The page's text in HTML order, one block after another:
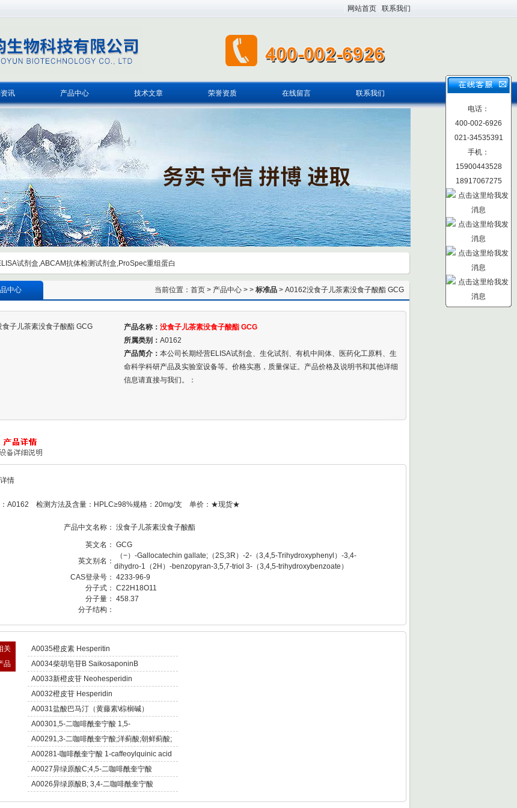
网站首页 联系我们
讯 产品中心 技术文章 荣誉资质 在线留言 联系我们
试剂盒,ABCAM抗体检测试剂盒,ProSpec重组蛋白
当前位置： 首页 > 产品中心 > > 标准品 > A0162没食子儿茶素没食子酸酯 GCG
中心
产品名称： 没食子儿茶素没食子酸酯 GCG
所属类别： A0162
产品简介： 本公司长期经营ELISA试剂盒、生化试剂、有机中间体、医药化工原料、生
命科学科研产品及实验室设备等。价格实惠，质量保证。产品价格及说明书和其他详细
信息请直接与我们。：
情
：A0162 检测方法及含量：HPLC≥98%规格：20mg/支 单价：★现货★
产品中文名称： 没食子儿茶素没食子酸酯
英文名： GCG
英文别名：
（−）-Gallocatechin gallate;（2S,3R）-2-（3,4,5-Trihydroxyphenyl）-3,4-
dihydro-1（2H）-benzopyran-3,5,7-triol 3-（3,4,5-trihydroxybenzoate）
CAS登录号： 4233-96-9
分子式： C22H18O11
分子量： 458.37
分子结构：
关
品
A0035橙皮素 Hesperitin
A0034柴胡皂苷B SaikosaponinB
A0033新橙皮苷 Neohesperidin
A0032橙皮苷 Hesperidin
A0031盐酸巴马汀（黄藤素\棕榈碱）
Palmatine hydrochloride
A00301,5-二咖啡酰奎宁酸 1,5-
Dicaffeoylquinic acid
A00291,3-二咖啡酰奎宁酸;洋蓟酸;朝鲜蓟酸;
朝蓟素;菜蓟素 Cynarin
A00281-咖啡酰奎宁酸 1-caffeoylquinic acid
A0027异绿原酸C;4,5-二咖啡酰奎宁酸
Isochlorogenic acid C
A0026异绿原酸B; 3,4-二咖啡酰奎宁酸
电话：
400-002-6926
021-34535391
手机：
15900443528
18917067275